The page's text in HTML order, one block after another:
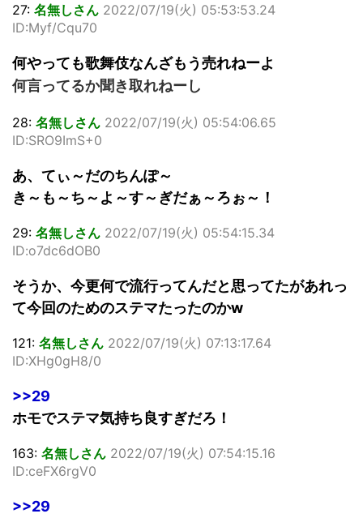
27: 名無しさん 2022/07/19(火) 05:53:53.24
ID:Myf/Cqu70
何やっても歌舞伎なんざもう売れねーよ
何言ってるか聞き取れねーし
28: 名無しさん 2022/07/19(火) 05:54:06.65
ID:SRO9ImS+0
あ、てぃ～だのちんぽ～
き～も～ち～よ～す～ぎだぁ～ろぉ～！
29: 名無しさん 2022/07/19(火) 05:54:15.34
ID:o7dc6dOB0
そうか、今更何で流行ってんだと思ってたがあれっ
て今回のためのステマたったのかw
121: 名無しさん 2022/07/19(火) 07:13:17.64
ID:XHg0gH8/0
>>29
ホモでステマ気持ち良すぎだろ！
163: 名無しさん 2022/07/19(火) 07:54:15.16
ID:ceFX6rgV0
>>29